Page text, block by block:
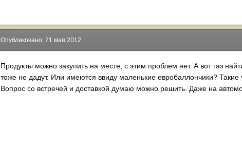
Опубликовано: 21 мая 2012
Продукты можно закупить на месте, с этим проблем нет. А вот газ
тоже не дадут. Или имеются ввиду маленькие евробаллончики? Такие
Вопрос со встречей и доставкой думаю можно решить. Даже на